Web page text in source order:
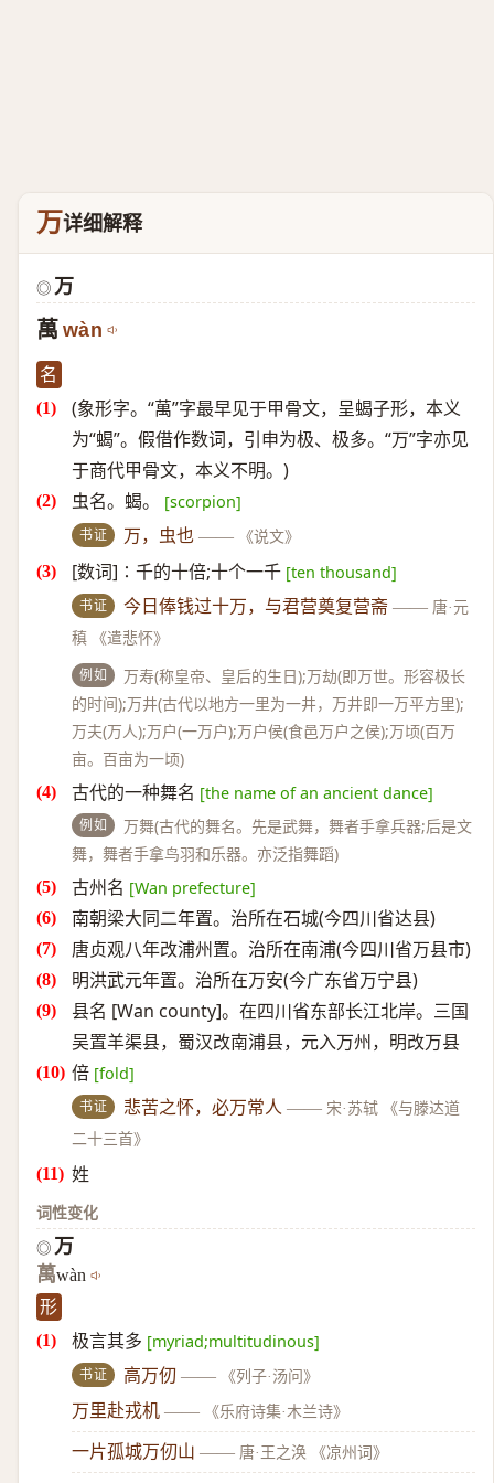
万详细解释
◎ 万
萬 wàn
名
(象形字。“萬”字最早见于甲骨文，呈蝎子形，本义
为“蝎”。假借作数词，引申为极、极多。“万”字亦见
于商代甲骨文，本义不明。)
虫名。蝎。
[scorpion]
书证 万，虫也 —— 《说文》
[数词]∶千的十倍;十个一千 [ten thousand]
书证 今日俸钱过十万，与君营奠复营斋 —— 唐·元
稹 《遣悲怀》
例如
万寿(称皇帝、皇后的生日);万劫(即万世。形容极长
的时间);万井(古代以地方一里为一井，万井即一万平方里);
万夫(万人);万户(一万户);万户侯(食邑万户之侯);万顷(百万
亩。百亩为一顷)
古代的一种舞名 [the name of an ancient dance]
例如
万舞(古代的舞名。先是武舞，舞者手拿兵器;后是文
舞，舞者手拿鸟羽和乐器。亦泛指舞蹈)
古州名 [Wan prefecture]
南朝梁大同二年置。治所在石城(今四川省达县)
唐贞观八年改浦州置。治所在南浦(今四川省万县市)
明洪武元年置。治所在万安(今广东省万宁县)
县名 [Wan county]。在四川省东部长江北岸。三国
吴置羊渠县，蜀汉改南浦县，元入万州，明改万县
倍 [fold]
书证 悲苦之怀，必万常人 —— 宋·苏轼 《与滕达道
二十三首》
姓
词性变化
◎ 万
萬wàn
形
极言其多 [myriad;multitudinous]
书证 高万仞 —— 《列子·汤问》
万里赴戎机 —— 《乐府诗集·木兰诗》
一片孤城万仞山 —— 唐·王之涣 《凉州词》